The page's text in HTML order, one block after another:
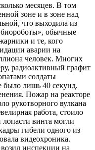
месяцев. В том
зоне и в зоне над
что выходила из
обычные
и те, кого
аварии на
человек. Многих
радиоактивный графит
солдаты
было лишь 40 секунд.
Пожар на реакторе
рукотворного вулкана
работа, стоило
винта могли
гибели одного из
видеохроника.
инспекции на